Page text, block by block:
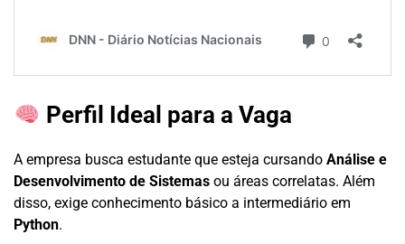
Perfil Ideal para a Vaga
A empresa busca estudante que esteja cursando Análise e
Desenvolvimento de Sistemas ou áreas correlatas. Além
disso, exige conhecimento básico a intermediário em
Python.